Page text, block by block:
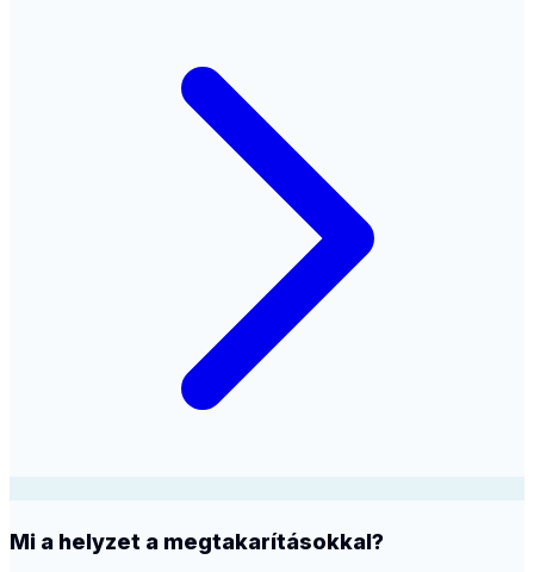
Mi a helyzet a megtakarításokkal?